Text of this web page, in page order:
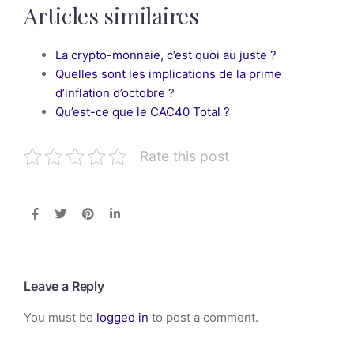
Articles similaires
La crypto-monnaie, c’est quoi au juste ?
Quelles sont les implications de la prime
d’inflation d’octobre ?
Qu’est-ce que le CAC40 Total ?
Rate this post
Leave a Reply
You must be logged in to post a comment.